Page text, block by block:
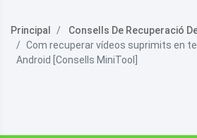
Principal
Consells De Recuperació
Com recuperar vídeos suprimits en
Android [Consells MiniTool]